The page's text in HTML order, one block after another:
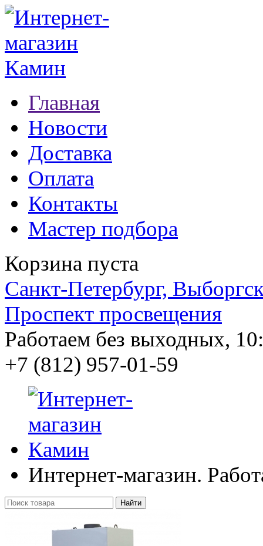
Главная
Новости
Доставка
Оплата
Контакты
Мастер подбора
Корзина пуста
Санкт-Петербург,
Проспект просвещения
Работаем без выходных,
+7 (812) 957-01-59
Интернет-магазин.